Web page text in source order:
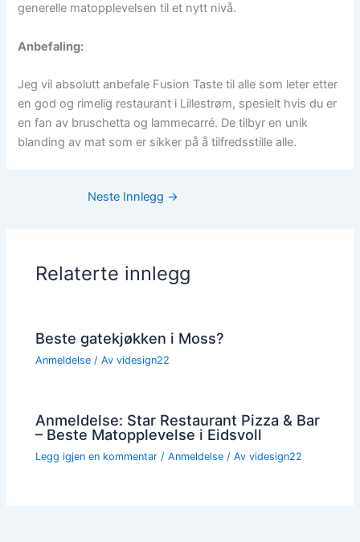
generelle matopplevelsen til et nytt nivå.
Anbefaling:
Jeg vil absolutt anbefale Fusion Taste til alle som leter etter
en god og rimelig restaurant i Lillestrøm, spesielt hvis du er
en fan av bruschetta og lammecarré. De tilbyr en unik
blanding av mat som er sikker på å tilfredsstille alle.
Neste Innlegg →
Relaterte innlegg
Beste gatekjøkken i Moss?
Anmeldelse / Av videsign22
Anmeldelse: Star Restaurant Pizza & Bar
– Beste Matopplevelse i Eidsvoll
Legg igjen en kommentar /Anmeldelse / Av videsign22